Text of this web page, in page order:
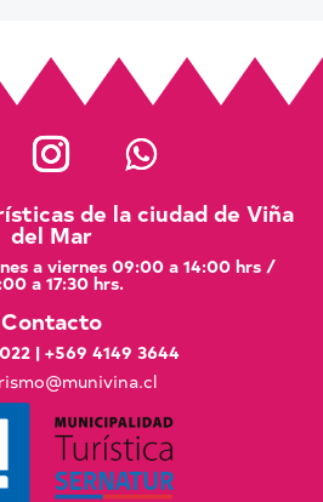
de la ciudad de Viña
del Mar
a viernes 09:00 a 14:00 hrs /
a 17:30 hrs.
Contacto
| +569 4149 3644